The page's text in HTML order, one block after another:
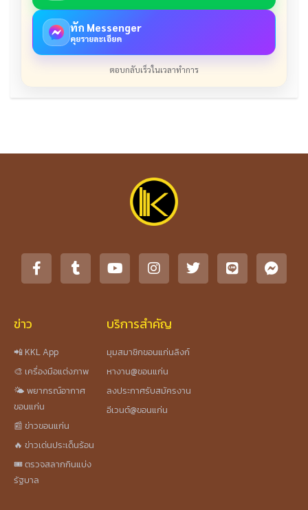
ทัก Messenger
คุยรายละเอียด
ตอบกลับเร็วในเวลาทำการ
ข่าว
📲 KKL App
🎨 เครื่องมือแต่งภาพ
🌤️ พยากรณ์อากาศ
ขอนแก่น
📰 ข่าวขอนแก่น
🔥 ข่าวเด่นประเด็นร้อน
🎟️ ตรวจสลากกินแบ่ง
รัฐบาล
บริการสำคัญ
มุมสมาชิกขอนแก่นลิงก์
หางาน@ขอนแก่น
ลงประกาศรับสมัครงาน
อีเวนต์@ขอนแก่น